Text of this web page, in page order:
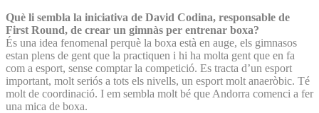
Què li sembla la iniciativa de David Codina, responsable de
First Round, de crear un gimnàs per entrenar boxa?
És una idea fenomenal perquè la boxa està en auge, els gimnasos
estan plens de gent que la practiquen i hi ha molta gent que en fa
com a esport, sense comptar la competició. Es tracta d’un esport
important, molt seriós a tots els nivells, un esport molt anaeròbic. Té
molt de coordinació. I em sembla molt bé que Andorra comenci a fer
una mica de boxa.